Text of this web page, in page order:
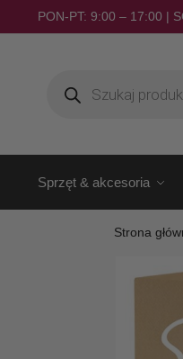
PON-PT: 9:00 – 17:00 |
Sprzęt & akcesoria
Strona